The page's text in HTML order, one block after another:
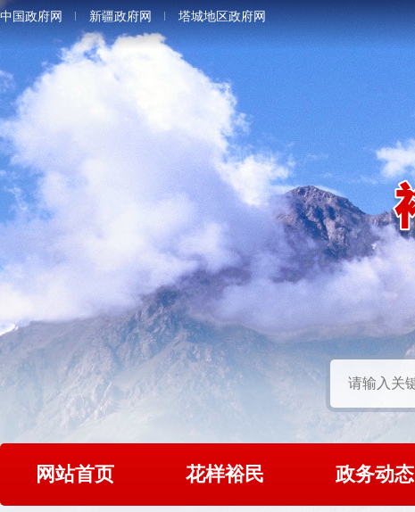
中国政府网 新疆政府网 塔城地区政府网
网站首页 花样裕民 政务动态